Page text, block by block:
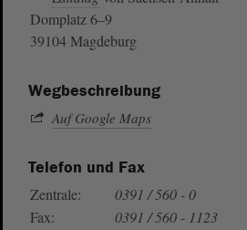
Domplatz 6–9
39104 Magdeburg
Wegbeschreibung
Auf Google Maps
Telefon und Fax
Zentrale:
0391 / 560 - 0
Fax:
0391 / 560 - 1123